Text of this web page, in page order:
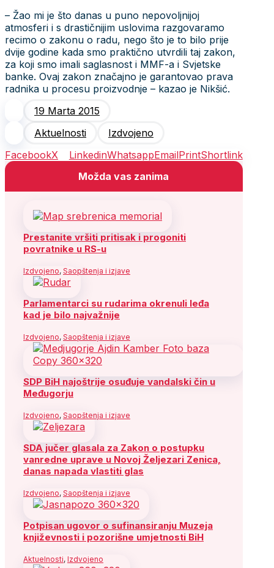
– Žao mi je što danas u puno nepovoljnijoj
atmosferi i s drastičnijim uslovima razgovaramo
recimo o zakonu o radu, nego što je to bilo prije
dvije godine kada smo praktično utvrdili taj zakon,
za koji smo imali saglasnost i MMF-a i Svjetske
banke. Ovaj zakon značajno je garantovao prava
radnika u procesu proizvodnje – kazao je Nikšić.
19 Marta 2015
Aktuelnosti
Izdvojeno
FacebookX LinkedinWhatsappEmailPrintShortlink
Možda vas zanima
Prestanite vršiti pritisak i progoniti
povratnike u RS-u
Izdvojeno, Saopštenja i izjave
Parlamentarci su rudarima okrenuli leđa
kad je bilo najvažnije
Izdvojeno, Saopštenja i izjave
SDP BiH najoštrije osuđuje vandalski čin u
Međugorju
Izdvojeno, Saopštenja i izjave
SDA jučer glasala za Zakon o postupku
vanredne uprave u Novoj Željezari Zenica,
danas napada vlastiti glas
Izdvojeno, Saopštenja i izjave
Potpisan ugovor o sufinansiranju Muzeja
književnosti i pozorišne umjetnosti BiH
Aktuelnosti, Izdvojeno